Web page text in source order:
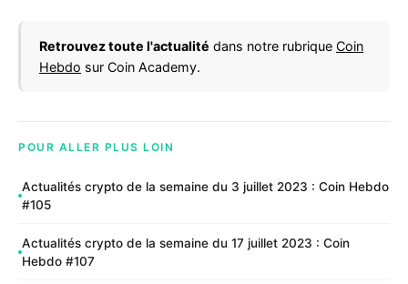
Retrouvez toute l'actualité dans notre rubrique Coin
Hebdo sur Coin Academy.
POUR ALLER PLUS LOIN
Actualités crypto de la semaine du 3 juillet 2023 : Coin Hebdo
#105
Actualités crypto de la semaine du 17 juillet 2023 : Coin
Hebdo #107